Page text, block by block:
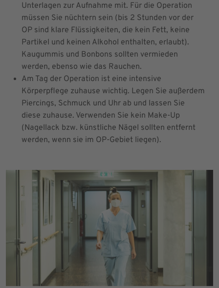
Unterlagen zur Aufnahme mit. Für die Operation
müssen Sie nüchtern sein (bis 2 Stunden vor der
OP sind klare Flüssigkeiten, die kein Fett, keine
Partikel und keinen Alkohol enthalten, erlaubt).
Kaugummis und Bonbons sollten vermieden
werden, ebenso wie das Rauchen.
Am Tag der Operation ist eine intensive
Körperpflege zuhause wichtig. Legen Sie außerdem
Piercings, Schmuck und Uhr ab und lassen Sie
diese zuhause. Verwenden Sie kein Make-Up
(Nagellack bzw. künstliche Nägel sollten entfernt
werden, wenn sie im OP-Gebiet liegen).